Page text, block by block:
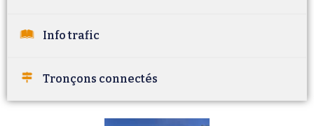
Info trafic
Tronçons connectés